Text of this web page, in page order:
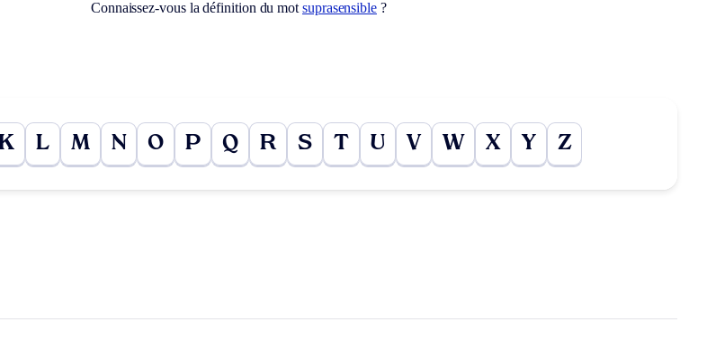
Connaissez-vous la définition du mot suprasensible?
L M N O P Q R S T U V W X Y Z